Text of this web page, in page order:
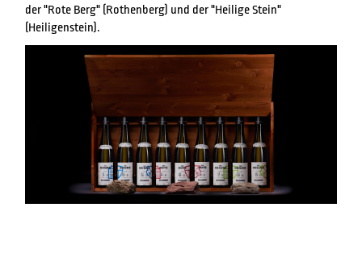
der "Rote Berg" (Rothenberg) und der "Heilige Stein"
(Heiligenstein).